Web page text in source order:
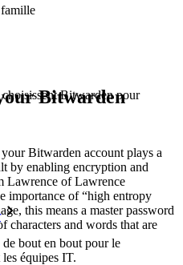
Bitwarden pour
bout en bout pour le
équipes IT.
Bitwarden
Bitwarden account plays a
by enabling encryption and
Lawrence of Lawrence
importance of “high entropy
this means a master password
characters and words that are